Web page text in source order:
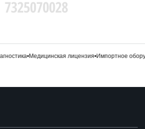
•Медицинская лицензия•Импортное